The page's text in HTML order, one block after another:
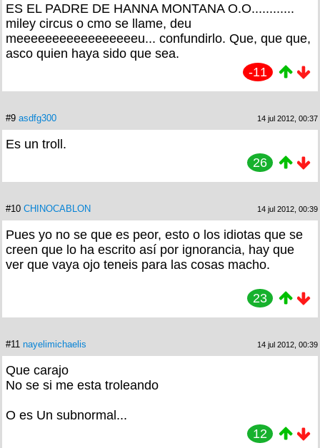
ES EL PADRE DE HANNA MONTANA O.O............
miley circus o cmo se llame, deu
meeeeeeeeeeeeeeeeeu... confundirlo. Que, que que,
asco quien haya sido que sea.
-11
#9 asdfg300 14 jul 2012, 00:37
Es un troll.
26
#10 CHINOCABLON 14 jul 2012, 00:39
Pues yo no se que es peor, esto o los idiotas que se
creen que lo ha escrito así por ignorancia, hay que
ver que vaya ojo teneis para las cosas macho.
23
#11 nayelimichaelis 14 jul 2012, 00:39
Que carajo
No se si me esta troleando
O es Un subnormal...
12